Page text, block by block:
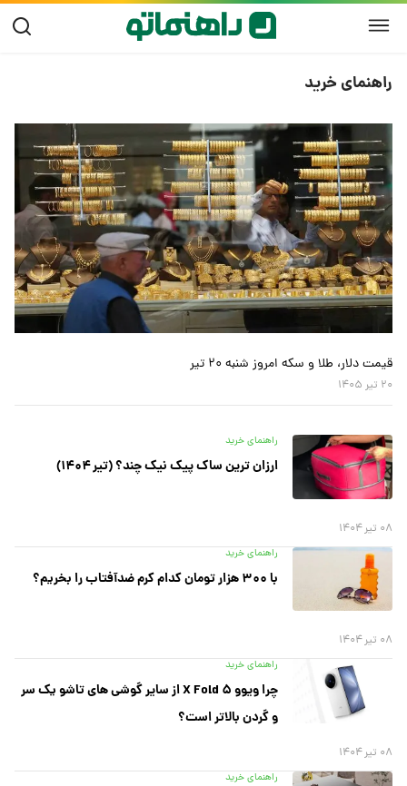
راهنمای خرید
قیمت دلار، طلا و سکه امروز شنبه ۲۰ تیر
۲۰ تیر ۱۴۰۵
راهنمای خرید
ارزان ترین ساک پیک نیک چند؟ (تیر ۱۴۰۴)
۰۸ تیر ۱۴۰۴
راهنمای خرید
با ۳۰۰ هزار تومان کدام کرم ضدآفتاب را بخریم؟
۰۸ تیر ۱۴۰۴
راهنمای خرید
چرا ویوو X Fold ۵ از سایر گوشی های تاشو یک سر
و گردن بالاتر است؟
۰۸ تیر ۱۴۰۴
راهنمای خرید